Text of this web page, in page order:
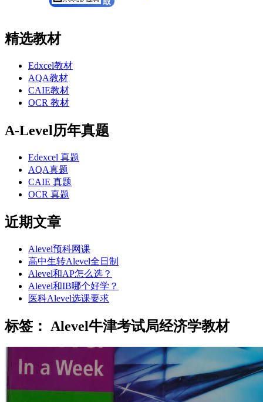
精选教材
Edxcel教材
AQA教材
CAIE教材
OCR 教材
A-Level历年真题
Edexcel 真题
AQA真题
CAIE 真题
OCR 真题
近期文章
Alevel预科网课
高中生转Alevel全日制
Alevel和AP怎么选？
Alevel和IB哪个好学？
医科Alevel选课要求
标签： Alevel牛津考试局经济学教材